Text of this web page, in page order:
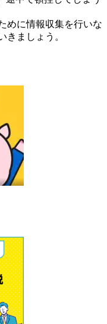
めに情報収集を行いな
きましょう。